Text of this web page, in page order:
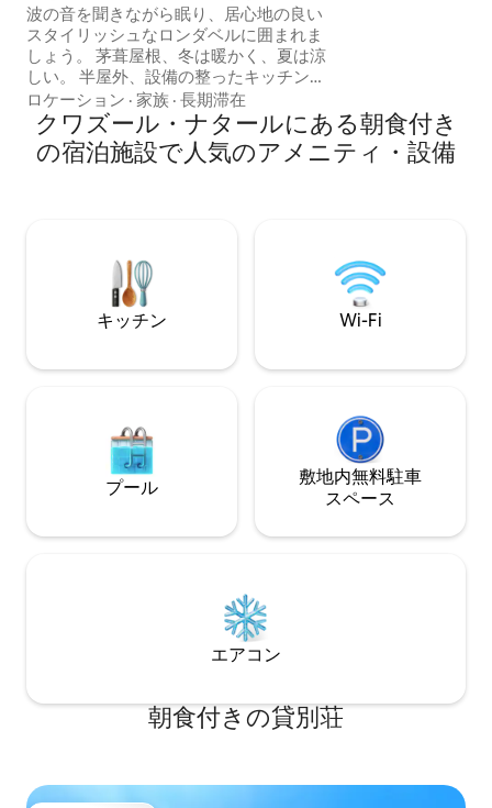
ル
波の音を聞きながら眠り、居心地の良い
スタイリッシュなロンダベルに囲まれま
しょう。 茅葺屋根、冬は暖かく、夏は涼
しい。 半屋外、設備の整ったキッチン、
ダイニングエリア。 星空の下でシャワー
を浴びましょう。 亜熱帯の環境にぴった
りです。 屋外の専用ガーデンエリアのハ
ンモックでリラックス。 現地のホスト
みください。 朝食は料金に含まれていま
す。 私たちの鶏の卵です！
ロケーション · 家族 · 長期滞在
クワズール・ナタールにある朝食付き
の宿泊施設で人気のアメニティ・設備
キッチン Wi-Fi
プール
敷地内無料駐⁠車
ス⁠ペ⁠ー⁠ス
エアコン
朝食付きの貸別荘